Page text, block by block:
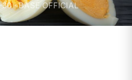
· BASE OFFICIAL